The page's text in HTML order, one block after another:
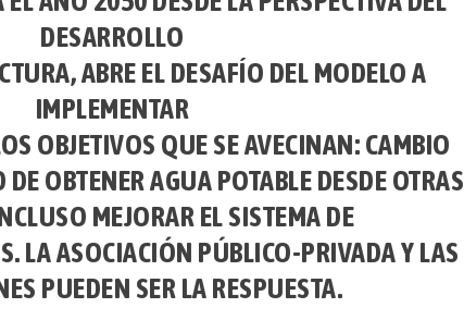
DESARROLLO
ABRE EL DESAFÍO DEL MODELO A
IMPLEMENTAR
OBJETIVOS QUE SE AVECINAN: CAMBIO
OBTENER AGUA POTABLE DESDE OTRAS
MEJORAR EL SISTEMA DE
LA ASOCIACIÓN PÚBLICO-PRIVADA Y LAS
PUEDEN SER LA RESPUESTA.